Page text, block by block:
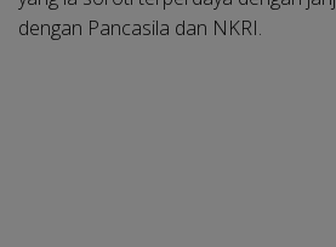
dengan Pancasila dan NKRI.